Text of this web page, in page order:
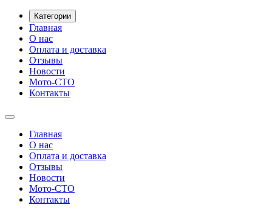
Категории
Главная
О нас
Оплата и доставка
Отзывы
Новости
Мото-СТО
Контакты
Главная
О нас
Оплата и доставка
Отзывы
Новости
Мото-СТО
Контакты